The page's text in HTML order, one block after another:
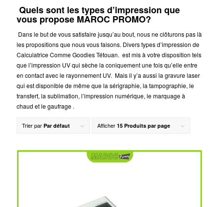
Quels sont les types d’impression que
vous propose MAROC PROMO?
Dans le but de vous satisfaire jusqu’au bout, nous ne clôturons pas là
les propositions que nous vous faisons. Divers types d’impression de
Calculatrice Comme Goodies Tétouan. est mis à votre disposition tels
que l’impression UV qui sèche la coniquement une fois qu’elle entre
en contact avec le rayonnement UV. Mais il y’a aussi la gravure laser
qui est disponible de même que la sérigraphie, la tampographie, le
transfert, la sublimation, l’impression numérique, le marquage à
chaud et le gaufrage .
Trier par Par défaut Afficher 15 Produits par page